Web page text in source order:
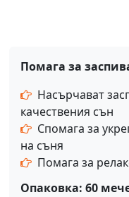
Помага за
Насърчават
качествения сън
Спомага за
на съня
Помага за
Опаковка: 60